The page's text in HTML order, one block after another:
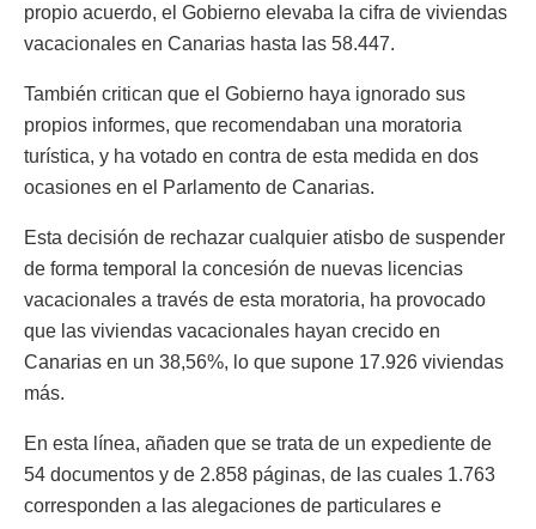
propio acuerdo, el Gobierno elevaba la cifra de viviendas
vacacionales en Canarias hasta las 58.447.
También critican que el Gobierno haya ignorado sus
propios informes, que recomendaban una moratoria
turística, y ha votado en contra de esta medida en dos
ocasiones en el Parlamento de Canarias.
Esta decisión de rechazar cualquier atisbo de suspender
de forma temporal la concesión de nuevas licencias
vacacionales a través de esta moratoria, ha provocado
que las viviendas vacacionales hayan crecido en
Canarias en un 38,56%, lo que supone 17.926 viviendas
más.
En esta línea, añaden que se trata de un expediente de
54 documentos y de 2.858 páginas, de las cuales 1.763
corresponden a las alegaciones de particulares e